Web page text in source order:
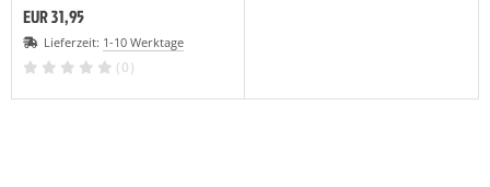
EUR 31,95
Lieferzeit: 1-10 Werktage
(0)